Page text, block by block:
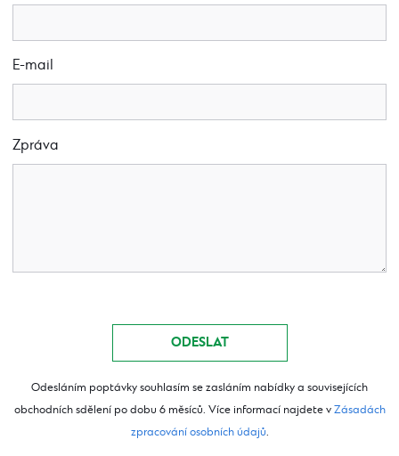
E-mail
Zpráva
Odesláním poptávky souhlasím se zasláním nabídky a souvisejících
obchodních sdělení po dobu 6 měsíců. Více informací najdete v Zásadách
zpracování osobních údajů.